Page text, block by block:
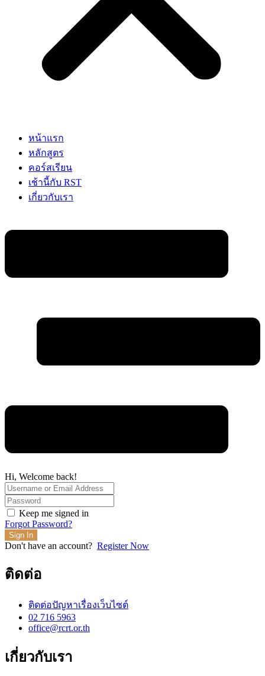
หน้าแรก
หลักสูตร
คอร์สเรียน
เช้านี้กับ RST
เกี่ยวกับเรา
Hi, Welcome back!
Keep me signed in
Forgot Password?
Sign In
Don't have an account? Register Now
ติดต่อ
ติดต่อปัญหาเรื่องเว็บไซต์
02 716 5963
office@rcrt.or.th
เกี่ยวกับเรา